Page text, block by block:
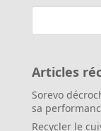
Articles
Sorevo
sa
Recycler le